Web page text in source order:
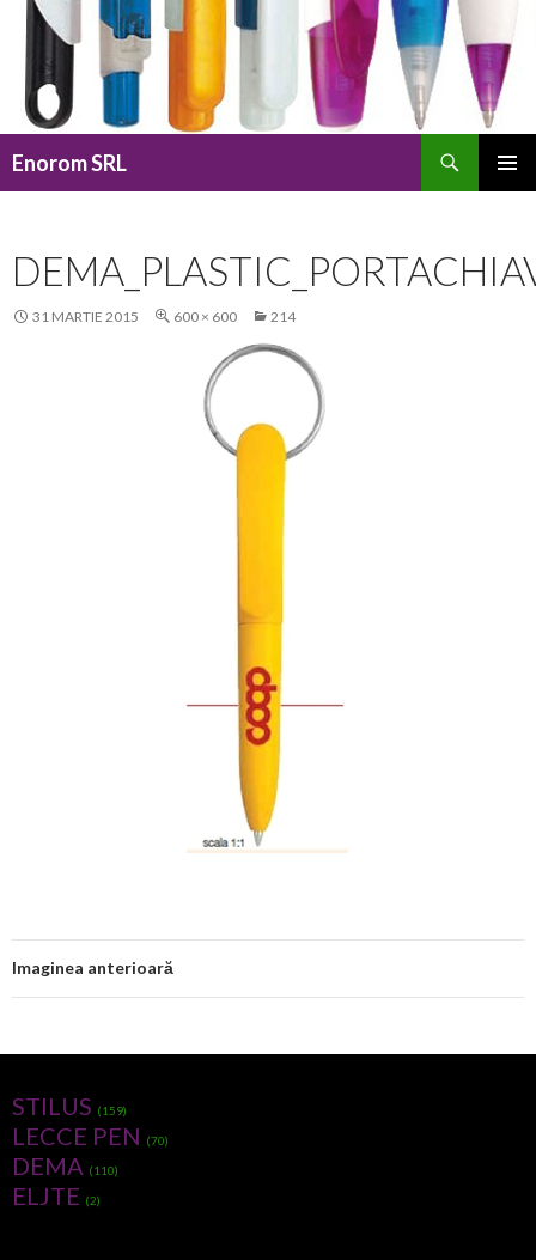
Enorom SRL
31 MARTIE 2015 600 × 600 214
Imaginea anterioară
STILUS (159)
LECCE PEN (70)
DEMA (110)
ELJTE (2)